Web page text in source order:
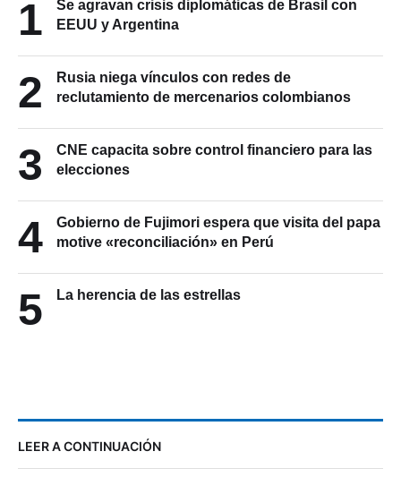
1
Se agravan crisis diplomáticas de Brasil con
EEUU y Argentina
2
Rusia niega vínculos con redes de
reclutamiento de mercenarios colombianos
3
CNE capacita sobre control financiero para las
elecciones
4
Gobierno de Fujimori espera que visita del papa
motive «reconciliación» en Perú
5 La herencia de las estrellas
LEER A CONTINUACIÓN